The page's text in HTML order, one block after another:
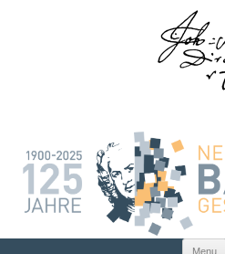
Menu